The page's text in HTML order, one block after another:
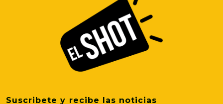
Suscribete y recibe las noticias